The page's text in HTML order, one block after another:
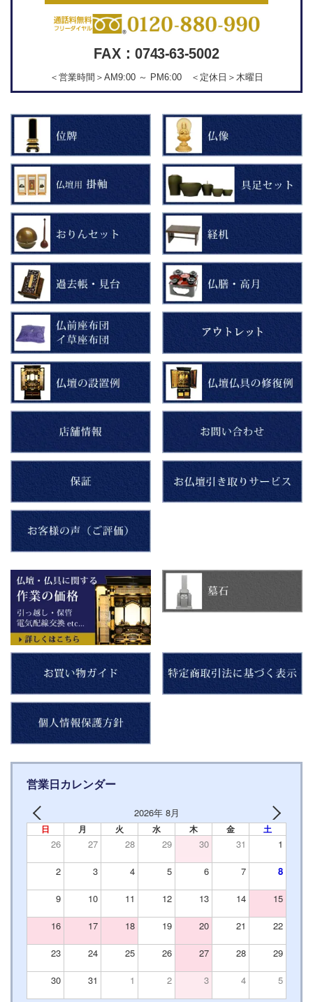
FAX：0743-63-5002
＜営業時間＞AM9:00 ～ PM6:00 ＜定休日＞木曜日
営業日カレンダー
2026年 8月
日 月 火 水 木 金 土
26 27 28 29 30 31 1
2 3 4 5 6 7 8
9 10 11 12 13 14 15
16 17 18 19 20 21 22
23 24 25 26 27 28 29
30 31 1 2 3 4 5